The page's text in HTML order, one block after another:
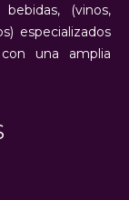
(vinos,
especializados
una amplia